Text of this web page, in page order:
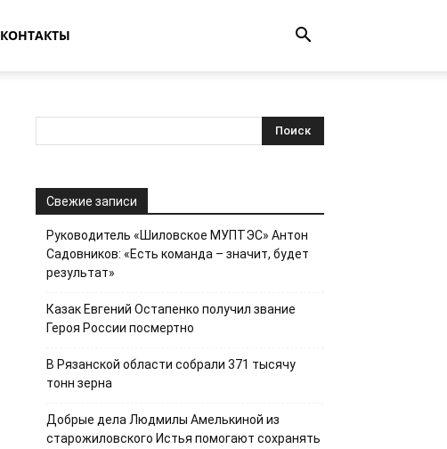
КОНТАКТЫ
Свежие записи
Руководитель «Шиловское МУПТЭС» Антон
Садовников: «Есть команда – значит, будет
результат»
Казак Евгений Остапенко получил звание
Героя России посмертно
В Рязанской области собрали 371 тысячу
тонн зерна
Добрые дела Людмилы Амелькиной из
старожиловского Истья помогают сохранять